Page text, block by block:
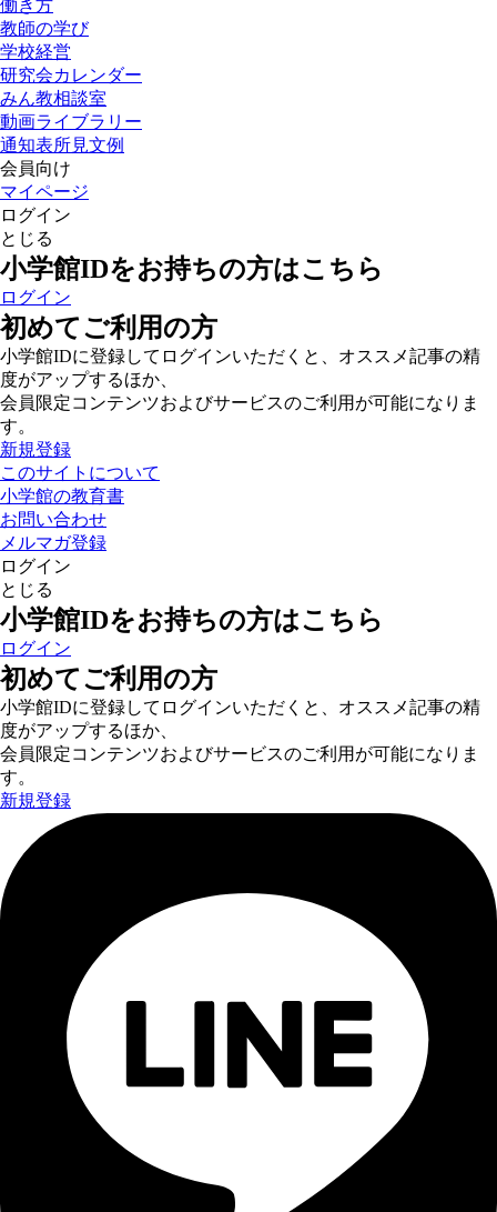
働き方
教師の学び
学校経営
研究会カレンダー
みん教相談室
動画ライブラリー
通知表所見文例
会員向け
マイページ
ログイン
とじる
小学館IDをお持ちの方はこちら
ログイン
初めてご利用の方
小学館IDに登録してログインいただくと、オススメ記事の精
度がアップするほか、
会員限定コンテンツおよびサービスのご利用が可能になりま
す。
新規登録
このサイトについて
小学館の教育書
お問い合わせ
メルマガ登録
ログイン
とじる
小学館IDをお持ちの方はこちら
ログイン
初めてご利用の方
小学館IDに登録してログインいただくと、オススメ記事の精
度がアップするほか、
会員限定コンテンツおよびサービスのご利用が可能になりま
す。
新規登録